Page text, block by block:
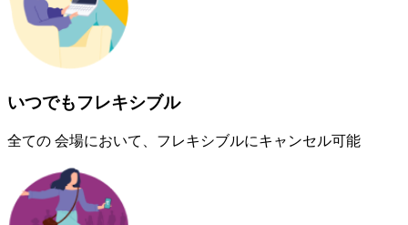
いつでもフレキシブル
全ての 会場において、フレキシブルにキャンセル可能